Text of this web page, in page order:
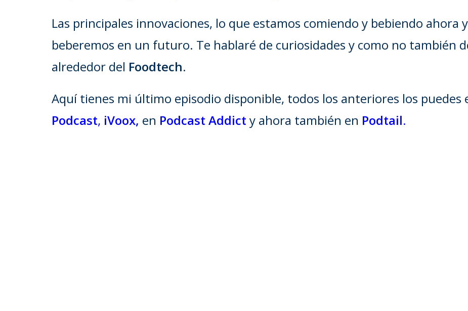
Las principales innovaciones, lo que estamos comiendo y bebiendo ahora
beberemos en un futuro. Te hablaré de curiosidades y como no también
alrededor del Foodtech.
Aquí tienes mi último episodio disponible, todos los anteriores los puedes
Podcast, iVoox, en Podcast Addict y ahora también en Podtail.